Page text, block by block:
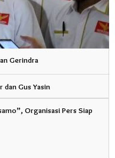
Gerindra
dan Gus Yasin
Organisasi Pers Siap